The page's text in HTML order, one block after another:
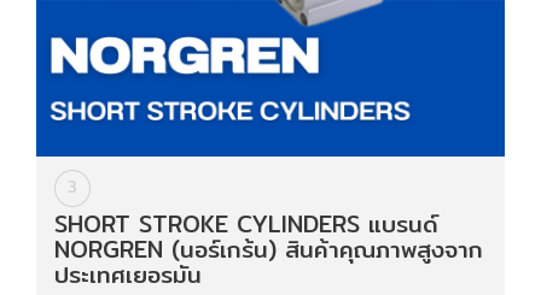
3
SHORT STROKE CYLINDERS แบรนด์
NORGREN (นอร์เกร้น) สินค้าคุณภาพสูงจาก
ประเทศเยอรมัน